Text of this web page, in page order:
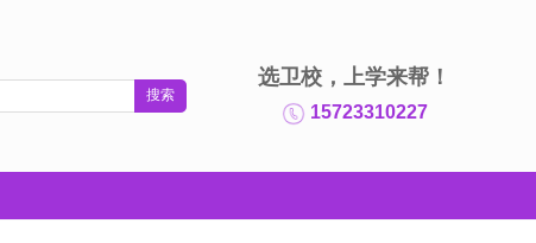
选卫校，上学来帮！
15723310227